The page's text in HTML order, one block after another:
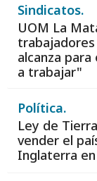
Sindicatos.
UOM La
alcanza
a trabajar"
Política.
Ley de
vender el
Inglaterra